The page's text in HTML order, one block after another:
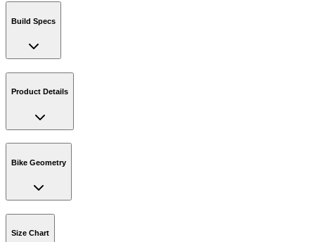
Build Specs
Product Details
Bike Geometry
Size Chart